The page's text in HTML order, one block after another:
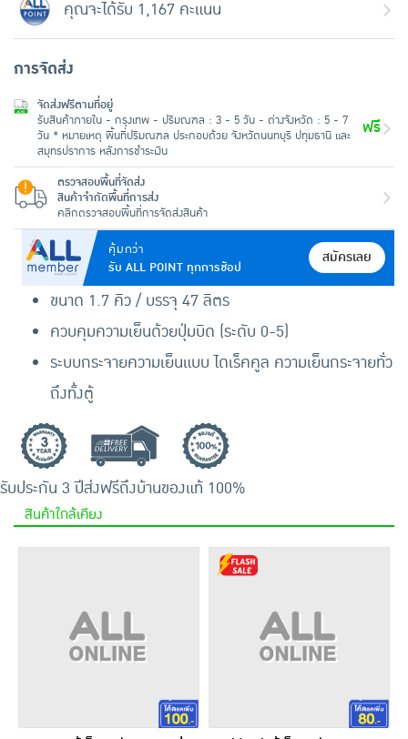
คุ้มกว่า
รับ ALL POINT ทุกการช้อป
สมัครเลย
ขนาด 1.7 คิว / บรรจุ 47 ลิตร
ควบคุมความเย็นด้วยปุ่มบิด (ระดับ 0-5)
ระบบกระจายความเย็นแบบ ไดเร็คคูล ความเย็นกระจายทั่ว
ถึงทั้งตู้
คุณจะได้รับ 1,167 คะแนน
การจัดส่ง
จัดส่งฟรีตามที่อยู่
รับสินค้าภายใน - กรุงเทพ - ปริมณฑล : 3 - 5 วัน - ต่างจังหวัด : 5 - 7
วัน * หมายเหตุ พื้นที่ปริมณฑล ประกอบด้วย จังหวัดนนทบุรี ปทุมธานี และ
สมุทรปราการ หลังการชำระเงิน
ฟรี
ตรวจสอบพื้นที่จัดส่ง
สินค้าจำกัดพื้นที่การส่ง
คลิกตรวจสอบพื้นที่การจัดส่งสินค้า
รับประกัน 3 ปีส่งฟรีถึงบ้านของแท้ 100%
สินค้าใกล้เคียง